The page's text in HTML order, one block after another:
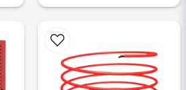
Skicka fråga